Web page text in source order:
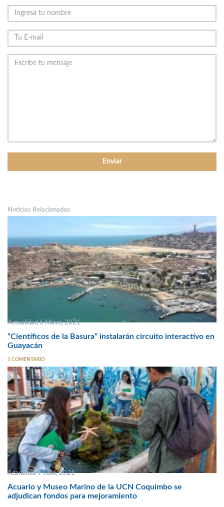
Noticias Relacionadas
Actualidad 6 Mayo, 2021
“Científicos de la Basura” instalarán circuito interactivo en
Guayacán
1 COMENTARIO
Academia 9 Julio, 2021
Acuario y Museo Marino de la UCN Coquimbo se
adjudican fondos para mejoramiento